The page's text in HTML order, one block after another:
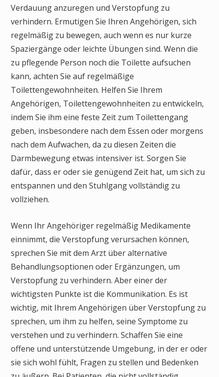
Verdauung anzuregen und Verstopfung zu
verhindern. Ermutigen Sie Ihren Angehörigen, sich
regelmäßig zu bewegen, auch wenn es nur kurze
Spaziergänge oder leichte Übungen sind. Wenn die
zu pflegende Person noch die Toilette aufsuchen
kann, achten Sie auf regelmäßige
Toilettengewohnheiten. Helfen Sie Ihrem
Angehörigen, Toilettengewohnheiten zu entwickeln,
indem Sie ihm eine feste Zeit zum Toilettengang
geben, insbesondere nach dem Essen oder morgens
nach dem Aufwachen, da zu diesen Zeiten die
Darmbewegung etwas intensiver ist. Sorgen Sie
dafür, dass er oder sie genügend Zeit hat, um sich zu
entspannen und den Stuhlgang vollständig zu
vollziehen.
Wenn Ihr Angehöriger regelmäßig Medikamente
einnimmt, die Verstopfung verursachen können,
sprechen Sie mit dem Arzt über alternative
Behandlungsoptionen oder Ergänzungen, um
Verstopfung zu verhindern. Aber einer der
wichtigsten Punkte ist die Kommunikation. Es ist
wichtig, mit Ihrem Angehörigen über Verstopfung zu
sprechen, um ihm zu helfen, seine Symptome zu
verstehen und zu verhindern. Schaffen Sie eine
offene und unterstützende Umgebung, in der er oder
sie sich wohl fühlt, Fragen zu stellen und Bedenken